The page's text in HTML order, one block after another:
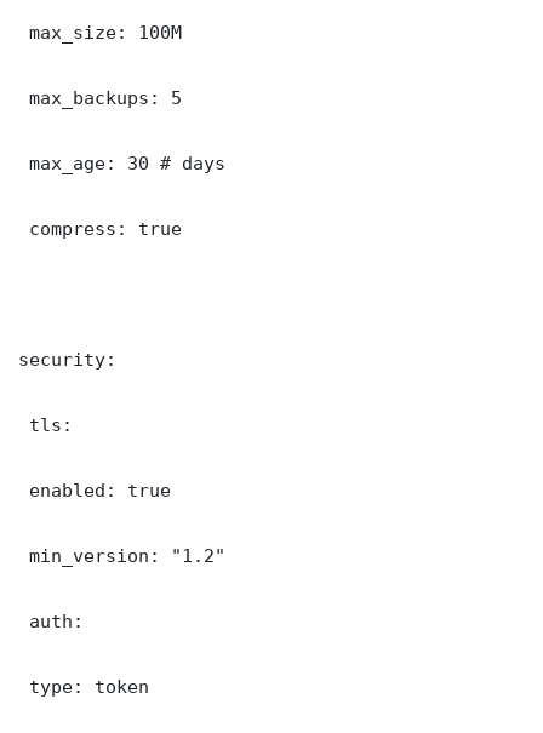
max_size: 100M
max_backups: 5
max_age: 30 # days
compress: true
security:
tls:
enabled: true
min_version: "1.2"
auth:
type: token